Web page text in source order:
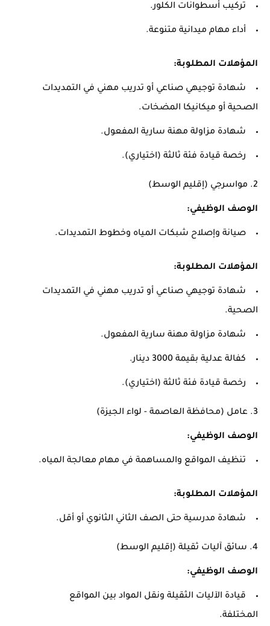
تركيب أسطوانات الكلور.
أداء مهام ميدانية متنوعة.
المؤهلات المطلوبة:
شهادة توجيهي صناعي أو تدريب مهني في التمديدات
الصحية أو ميكانيكا المضخات.
شهادة مزاولة مهنة سارية المفعول.
رخصة قيادة فئة ثالثة (اختياري).
2. مواسرجي (إقليم الوسط)
الوصف الوظيفي:
صيانة وإصلاح شبكات المياه وخطوط التمديدات.
المؤهلات المطلوبة:
شهادة توجيهي صناعي أو تدريب مهني في التمديدات
الصحية.
شهادة مزاولة مهنة سارية المفعول.
كفالة عدلية بقيمة 3000 دينار.
رخصة قيادة فئة ثالثة (اختياري).
3. عامل (محافظة العاصمة - لواء الجيزة)
الوصف الوظيفي:
تنظيف المواقع والمساهمة في مهام معالجة المياه.
المؤهلات المطلوبة:
شهادة مدرسية حتى الصف الثاني الثانوي أو أقل.
4. سائق آليات ثقيلة (إقليم الوسط)
الوصف الوظيفي:
قيادة الآليات الثقيلة ونقل المواد بين المواقع
المختلفة.